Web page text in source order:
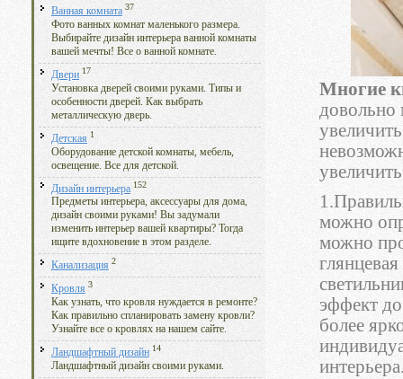
Ванная комната 37
Фото ванных комнат маленького размера.
Выбирайте дизайн интерьера ванной комнаты
вашей мечты! Все о ванной комнате.
Двери 17
Установка дверей своими руками. Типы и
особенности дверей. Как выбрать
металлическую дверь.
Детская 1
Оборудование детской комнаты, мебель,
освещение. Все для детской.
Дизайн интерьера 152
Предметы интерьера, аксессуары для дома,
дизайн своими руками! Вы задумали
изменить интерьер вашей квартиры? Тогда
ищите вдохновение в этом разделе.
Канализация 2
Кровля 3
Как узнать, что кровля нуждается в ремонте?
Как правильно спланировать замену кровли?
Узнайте все о кровлях на нашем сайте.
Ландшафтный дизайн 14
Ландшафтный дизайн своими руками.
Многие
довольно
можно
можно
эффект
более